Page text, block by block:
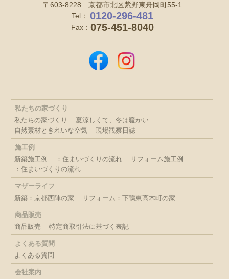
〒603-8228 京都市北区紫野東舟岡町55-1
Tel：
0120-296-481
Fax： 075-451-8040
私たちの家づくり
私たちの家づくり
夏涼しくて、冬は暖かい
自然素材ときれいな空気
現場観察日誌
施工例
新築施工例
：住まいづくりの流れ
リフォーム施工例
：住まいづくりの流れ
マザーライフ
新築：京都西陣の家
リフォーム：下鴨東高木町の家
商品販売
商品販売
特定商取引法に基づく表記
よくある質問
よくある質問
会社案内